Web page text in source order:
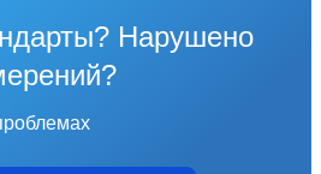
Нарушено